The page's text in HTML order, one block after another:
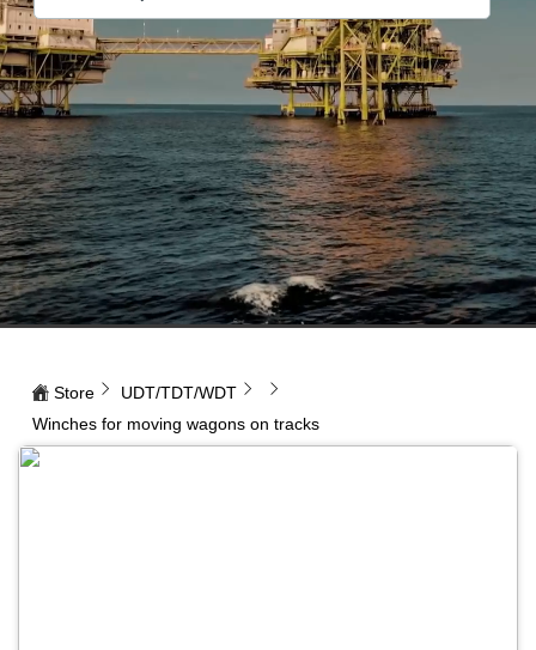
Store
UDT/TDT/WDT
Winches for moving wagons on tracks